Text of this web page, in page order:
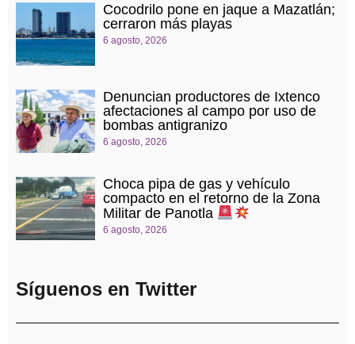
Cocodrilo pone en jaque a Mazatlán;
cerraron más playas
6 agosto, 2026
Denuncian productores de Ixtenco
afectaciones al campo por uso de
bombas antigranizo
6 agosto, 2026
Choca pipa de gas y vehículo
compacto en el retorno de la Zona
Militar de Panotla
6 agosto, 2026
Síguenos en Twitter